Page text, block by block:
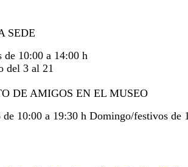
SEDE
de 10:00 a 14:00 h
del 3 al 21
DE AMIGOS EN EL MUSEO
de 10:00 a 19:30 h Domingo/festivos de